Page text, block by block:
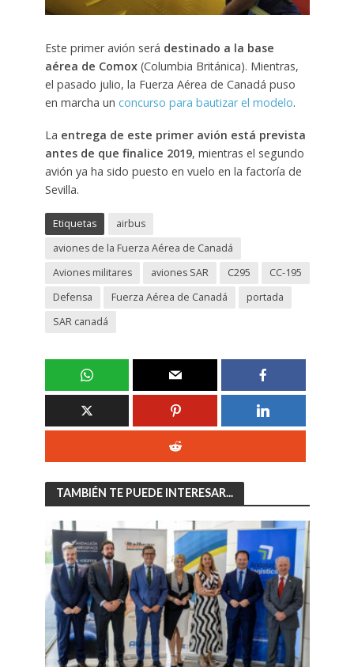
Este primer avión será destinado a la base
aérea de Comox(Columbia Británica). Mientras,
el pasado julio, la Fuerza Aérea de Canadá puso
en marcha un concurso para bautizar el modelo.
La entrega de este primer avión está prevista
antes de que finalice 2019, mientras el segundo
avión ya ha sido puesto en vuelo en la factoría de
Sevilla.
Etiquetas
airbus
aviones de la Fuerza Aérea de Canadá
Aviones militares
aviones SAR C295
CC-195
Defensa
Fuerza Aérea de Canadá
portada
SAR canadá
TAMBIÉN TE PUEDE INTERESAR...